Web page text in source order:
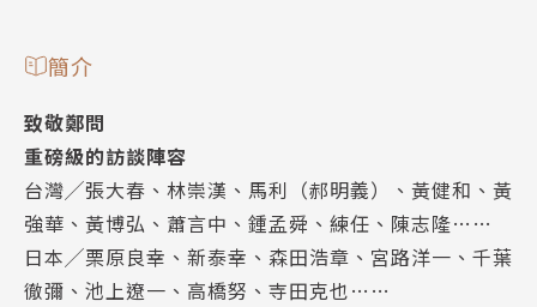
簡介
致敬鄭問
重磅級的訪談陣容
台灣╱張大春、林崇漢、馬利（郝明義）、黃健和、黃
強華、黃博弘、蕭言中、鍾孟舜、練任、陳志隆……
日本╱栗原良幸、新泰幸、森田浩章、宮路洋一、千葉
徹彌、池上遼一、高橋努、寺田克也……